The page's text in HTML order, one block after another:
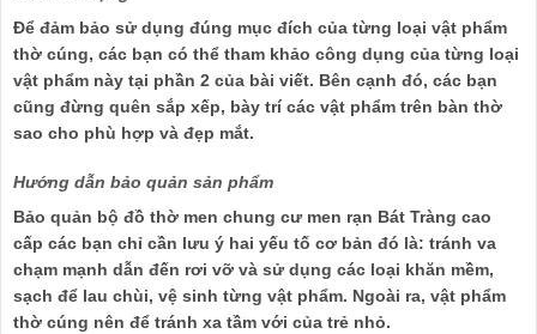
Để đảm bảo sử dụng đúng mục đích của từng loại vật phẩm
thờ cúng, các bạn có thể tham khảo công dụng của từng loại
vật phẩm này tại phần 2 của bài viết. Bên cạnh đó, các bạn
cũng đừng quên sắp xếp, bày trí các vật phẩm trên bàn thờ
sao cho phù hợp và đẹp mắt.
Hướng dẫn bảo quản sản phẩm
Bảo quản bộ đồ thờ men chung cư men rạn Bát Tràng cao
cấp các bạn chỉ cần lưu ý hai yếu tố cơ bản đó là: tránh va
chạm mạnh dẫn đến rơi vỡ và sử dụng các loại khăn mềm,
sạch để lau chùi, vệ sinh từng vật phẩm. Ngoài ra, vật phẩm
thờ cúng nên để tránh xa tầm với của trẻ nhỏ.